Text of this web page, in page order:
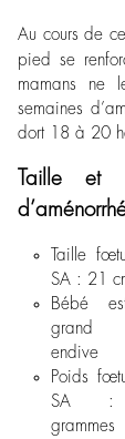
Au cours de
pied se
mamans ne
semaines
dort 18 à 20
Taille et
Taille
SA : 21
Bébé
grand
endive
Poids
SA :
grammes